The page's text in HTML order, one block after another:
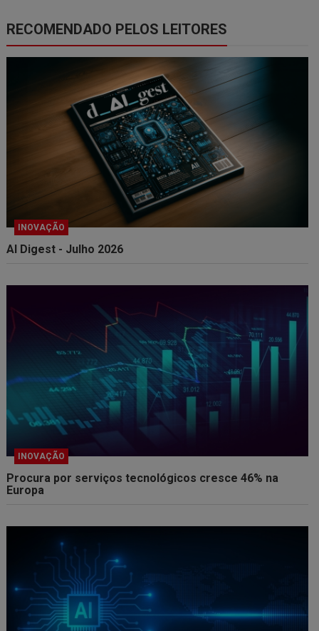
RECOMENDADO PELOS LEITORES
INOVAÇÃO
AI Digest - Julho 2026
INOVAÇÃO
Procura por serviços tecnológicos cresce 46% na
Europa